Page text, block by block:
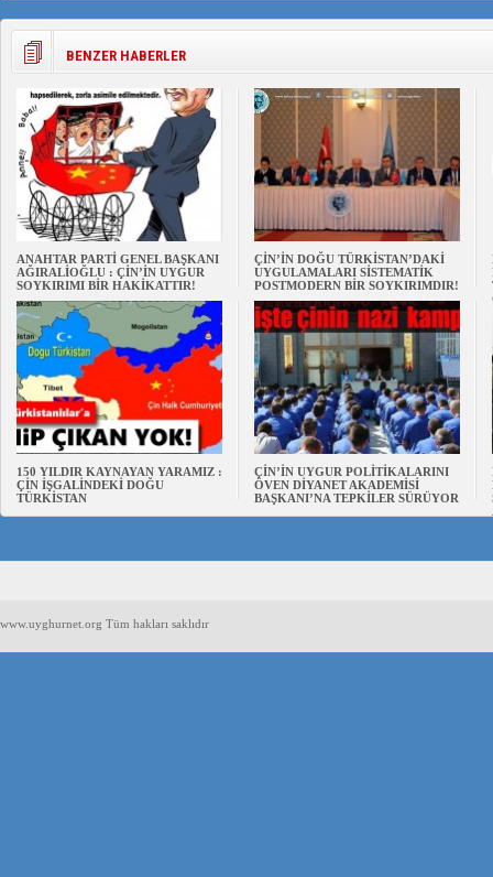
BENZER HABERLER
ANAHTAR PARTİ GENEL BAŞKANI
AĞIRALİOĞLU : ÇİN’İN UYGUR
SOYKIRIMI BİR HAKİKATTIR!
ÇİN’İN DOĞU TÜRKİSTAN’DAKİ
UYGULAMALARI SİSTEMATİK
POSTMODERN BİR SOYKIRIMDIR!
150 YILDIR KAYNAYAN YARAMIZ :
ÇİN İŞGALİNDEKİ DOĞU
TÜRKİSTAN
ÇİN’İN UYGUR POLİTİKALARINI
ÖVEN DİYANET AKADEMİSİ
BAŞKANI’NA TEPKİLER SÜRÜYOR
www.uyghurnet.org Tüm hakları saklıdır